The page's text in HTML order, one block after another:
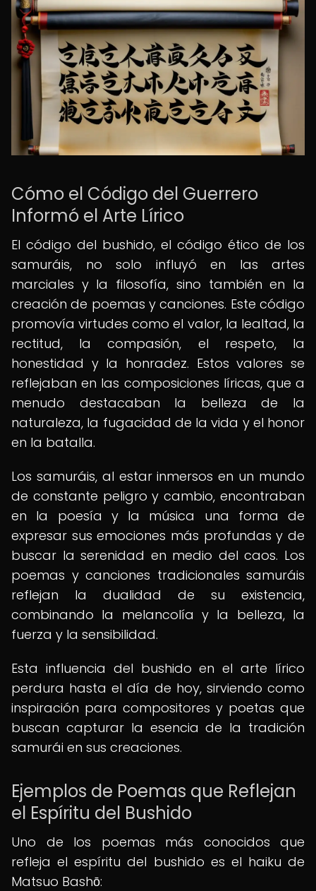
Cómo el Código del Guerrero
Informó el Arte Lírico
El código del bushido, el código ético de los
samuráis, no solo influyó en las artes
marciales y la filosofía, sino también en la
creación de poemas y canciones. Este código
promovía virtudes como el valor, la lealtad, la
rectitud, la compasión, el respeto, la
honestidad y la honradez. Estos valores se
reflejaban en las composiciones líricas, que a
menudo destacaban la belleza de la
naturaleza, la fugacidad de la vida y el honor
en la batalla.
Los samuráis, al estar inmersos en un mundo
de constante peligro y cambio, encontraban
en la poesía y la música una forma de
expresar sus emociones más profundas y de
buscar la serenidad en medio del caos. Los
poemas y canciones tradicionales samuráis
reflejan la dualidad de su existencia,
combinando la melancolía y la belleza, la
fuerza y la sensibilidad.
Esta influencia del bushido en el arte lírico
perdura hasta el día de hoy, sirviendo como
inspiración para compositores y poetas que
buscan capturar la esencia de la tradición
samurái en sus creaciones.
Ejemplos de Poemas que Reflejan
el Espíritu del Bushido
Uno de los poemas más conocidos que
refleja el espíritu del bushido es el haiku de
Matsuo Bashō: